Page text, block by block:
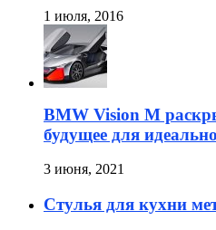
1 июля, 2016
BMW Vision M
будущее для
3 июня, 2021
Стулья для кухни